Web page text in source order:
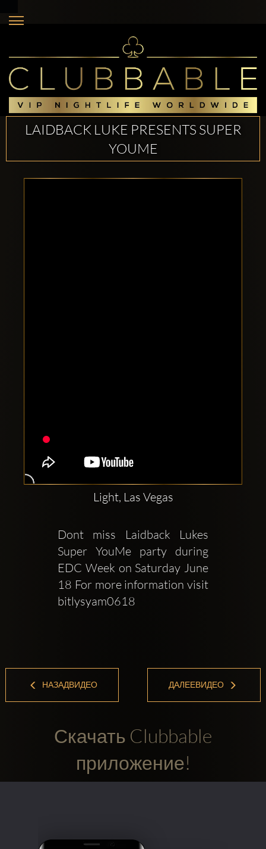
LAIDBACK LUKE PRESENTS SUPER
YOUME
Light, Las Vegas
Dont miss Laidback Lukes
Super YouMe party during
EDC Week on Saturday June
18 For more information visit
bitlysyam0618
НАЗАДВИДЕО ДАЛЕЕВИДЕО
Скачать Clubbable
приложение!